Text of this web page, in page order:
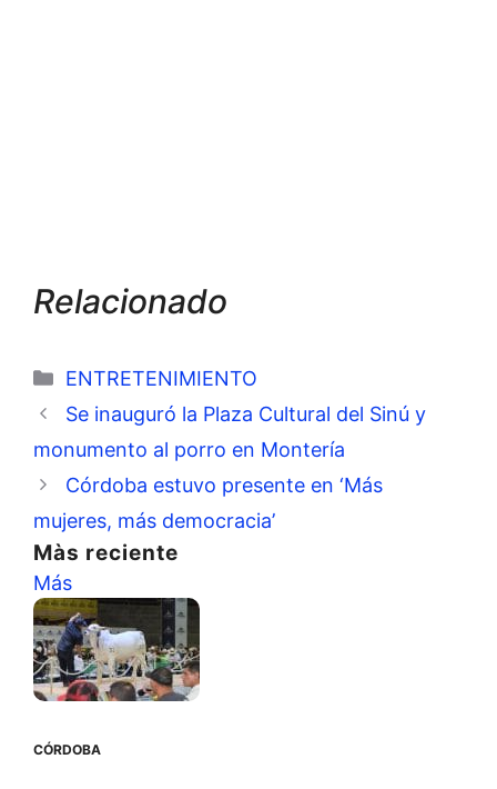
Relacionado
Categorías
ENTRETENIMIENTO
Se inauguró la Plaza Cultural del Sinú y
monumento al porro en Montería
Córdoba estuvo presente en ‘Más
mujeres, más democracia’
Màs reciente
Más
CÓRDOBA